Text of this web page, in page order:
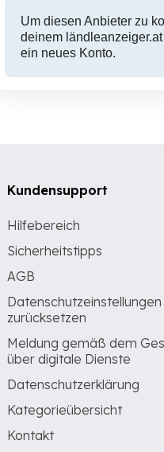
Um diesen Anbieter zu
deinem
ein neues Konto.
Kundensupport
Hilfebereich
Sicherheitstipps
AGB
Datenschutzeinstellungen
zurücksetzen
Meldung gemäß dem
über digitale Dienste
Datenschutzerklärung
Kategorieübersicht
Kontakt